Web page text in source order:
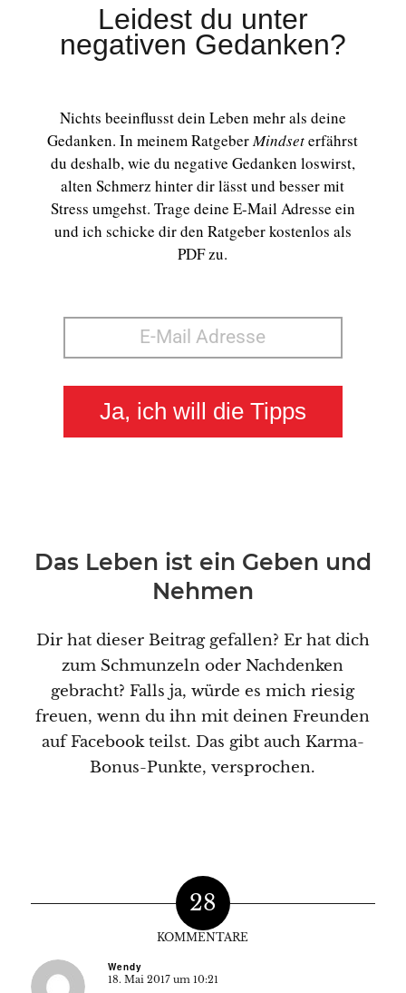
Leidest du unter
negativen Gedanken?
Nichts beeinflusst dein Leben mehr als deine
Gedanken. In meinem RatgeberMindseterfährst
du deshalb, wie du negative Gedanken loswirst,
alten Schmerz hinter dir lässt und besser mit
Stress umgehst. Trage deine E-Mail Adresse ein
und ich schicke dir den Ratgeber kostenlos als
PDF zu.
Ja, ich will die Tipps
Das Leben ist ein Geben und
Nehmen
Dir hat dieser Beitrag gefallen? Er hat dich
zum Schmunzeln oder Nachdenken
gebracht? Falls ja, würde es mich riesig
freuen, wenn du ihn mit deinen Freunden
auf Facebook teilst. Das gibt auch Karma-
Bonus-Punkte, versprochen.
28
KOMMENTARE
Wendy
18. Mai 2017 um 10:21